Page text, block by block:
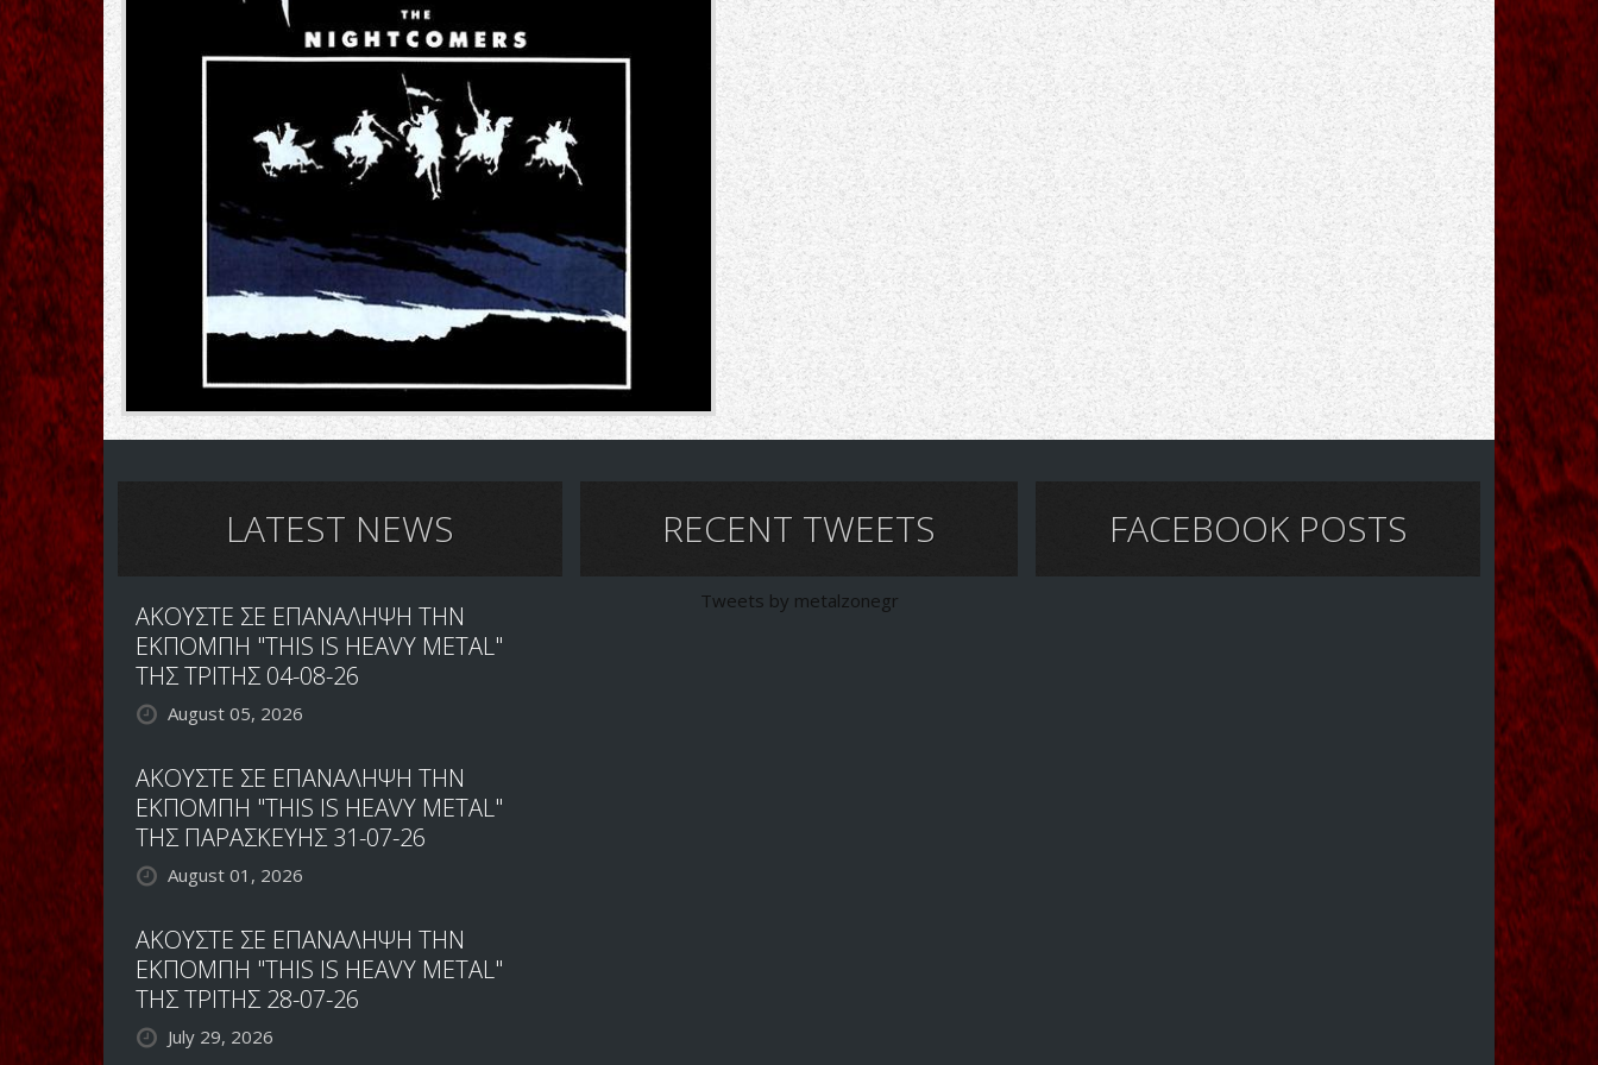
LATEST NEWS
ΑΚΟΥΣΤΕ ΣΕ ΕΠΑΝΑΛΗΨΗ ΤΗΝ
ΕΚΠΟΜΠΗ "THIS IS HEAVY METAL"
ΤΗΣ ΤΡΙΤΗΣ 04-08-26
August 05, 2026
ΑΚΟΥΣΤΕ ΣΕ ΕΠΑΝΑΛΗΨΗ ΤΗΝ
ΕΚΠΟΜΠΗ "THIS IS HEAVY METAL"
ΤΗΣ ΠΑΡΑΣΚΕΥΗΣ 31-07-26
August 01, 2026
ΑΚΟΥΣΤΕ ΣΕ ΕΠΑΝΑΛΗΨΗ ΤΗΝ
ΕΚΠΟΜΠΗ "THIS IS HEAVY METAL"
ΤΗΣ ΤΡΙΤΗΣ 28-07-26
July 29, 2026
RECENT TWEETS
Tweets by metalzonegr
FACEBOOK POSTS